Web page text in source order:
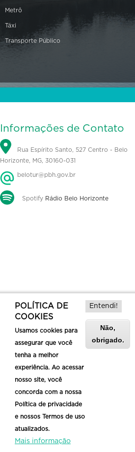
Metrô
Táxi
Transporte Público
Informações de Contato
Rua Espírito Santo, 527 Centro - Belo
Horizonte, MG, 30160-031
belotur@pbh.gov.br
Spotify Rádio Belo Horizonte
Sobre a Belotur
POLÍTICA DE
COOKIES
Usamos cookies para
assegurar que você
tenha a melhor
experiência. Ao acessar
nosso site, você
concorda com a nossa
Política de privacidade
e nossos Termos de uso
atualizados.
Mais informação
Entendi!
Não,
obrigado.